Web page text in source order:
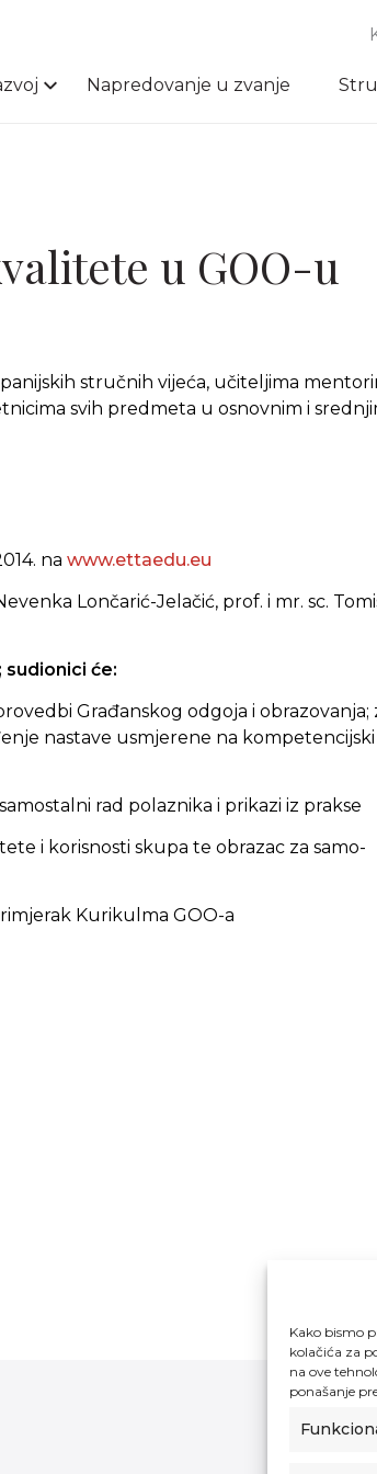
Kako bismo
kolačića za
na ove
ponašanje
Napredovanje u zvanje
u GOO-u
stručnih vijeća, učiteljima
svih predmeta u osnovnim i
na www.ettaedu.eu
Lončarić-Jelačić, prof. i mr. sc.
sudionici će:
Građanskog odgoja i obrazovanja;
nastave usmjerene na
rad polaznika i prikazi iz prakse
i korisnosti skupa te obrazac za samo-
Kurikulma GOO-a